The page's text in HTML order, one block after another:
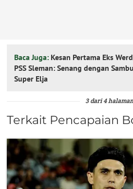
Baca Juga: Kesan Pertama Eks
PSS Sleman: Senang dengan
Super Elja
3 dari 4 halaman
Terkait Pencapaian